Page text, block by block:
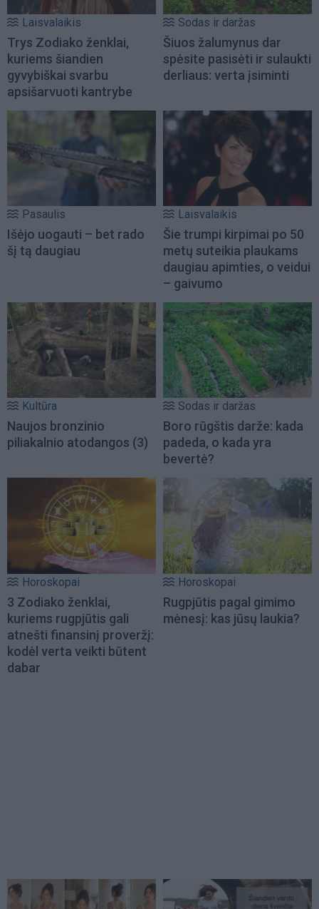
Laisvalaikis
Trys Zodiako ženklai,
kuriems šiandien
gyvybiškai svarbu
apsišarvuoti kantrybe
Sodas ir daržas
Šiuos žalumynus dar
spėsite pasisėti ir sulaukti
derliaus: verta įsiminti
Pasaulis
Išėjo uogauti – bet rado
šį tą daugiau
Laisvalaikis
Šie trumpi kirpimai po 50
metų suteikia plaukams
daugiau apimties, o veidui
– gaivumo
Kultūra
Naujos bronzinio
piliakalnio atodangos (3)
Sodas ir daržas
Boro rūgštis darže: kada
padeda, o kada yra
bevertė?
Horoskopai
3 Zodiako ženklai,
kuriems rugpjūtis gali
atnešti finansinį proveržį:
kodėl verta veikti būtent
dabar
Horoskopai
Rugpjūtis pagal gimimo
mėnesį: kas jūsų laukia?